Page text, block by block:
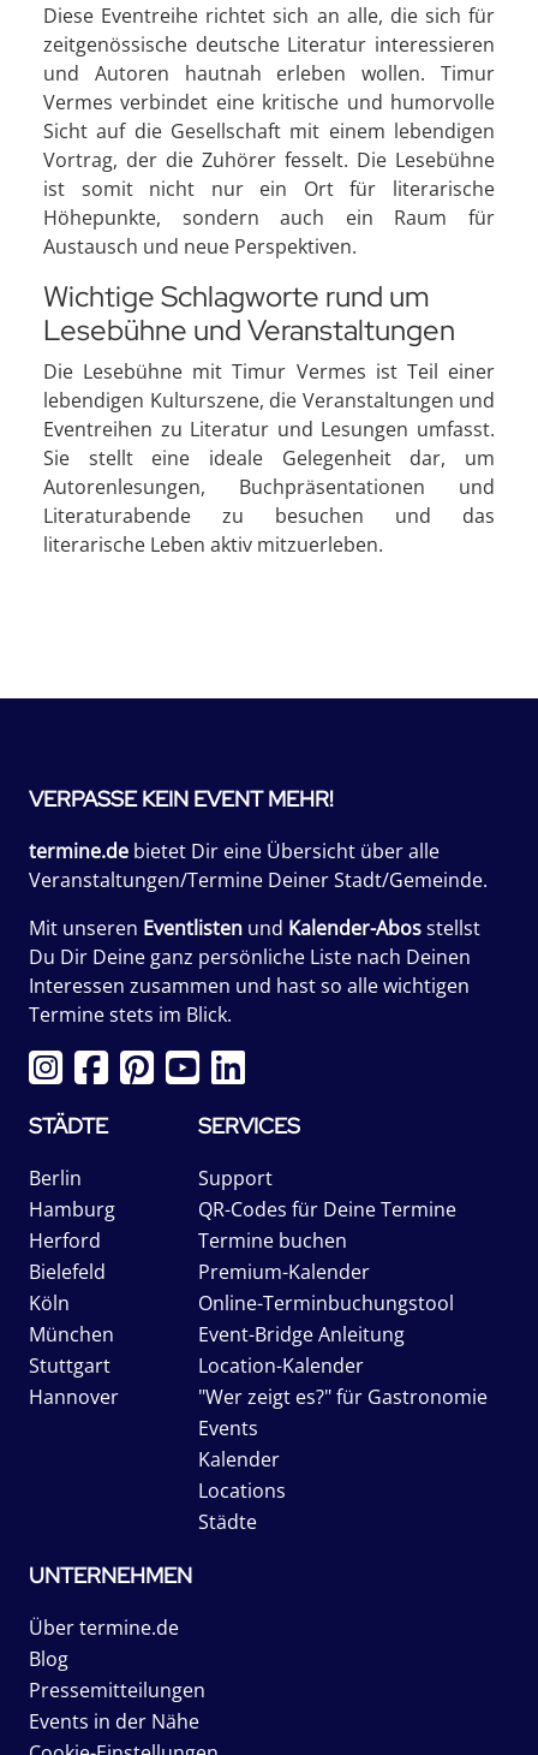
Diese Eventreihe richtet sich an alle, die sich für
zeitgenössische deutsche Literatur interessieren
und Autoren hautnah erleben wollen. Timur
Vermes verbindet eine kritische und humorvolle
Sicht auf die Gesellschaft mit einem lebendigen
Vortrag, der die Zuhörer fesselt. Die Lesebühne
ist somit nicht nur ein Ort für literarische
Höhepunkte, sondern auch ein Raum für
Austausch und neue Perspektiven.
Wichtige Schlagworte rund um
Lesebühne und Veranstaltungen
Die Lesebühne mit Timur Vermes ist Teil einer
lebendigen Kulturszene, die Veranstaltungen und
Eventreihen zu Literatur und Lesungen umfasst.
Sie stellt eine ideale Gelegenheit dar, um
Autorenlesungen, Buchpräsentationen und
Literaturabende zu besuchen und das
literarische Leben aktiv mitzuerleben.
VERPASSE KEIN EVENT MEHR!
termine.de bietet Dir eine Übersicht über alle
Veranstaltungen/Termine Deiner Stadt/Gemeinde.
Mit unseren Eventlisten und Kalender-Abosstellst
Du Dir Deine ganz persönliche Liste nach Deinen
Interessen zusammen und hast so alle wichtigen
Termine stets im Blick.
STÄDTE
Berlin
Hamburg
Herford
Bielefeld
Köln
München
Stuttgart
Hannover
SERVICES
Support
QR-Codes für Deine Termine
Termine buchen
Premium-Kalender
Online-Terminbuchungstool
Event-Bridge Anleitung
Location-Kalender
"Wer zeigt es?" für Gastronomie
Events
Kalender
Locations
Städte
UNTERNEHMEN
Über termine.de
Blog
Pressemitteilungen
Events in der Nähe